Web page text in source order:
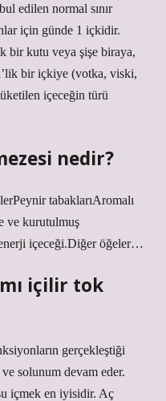
edilen normal sınır
için günde 1 içkidir.
bir kutu veya şişe biraya,
bir içkiye (votka, viski,
içeceğin türü
nedir?
tabaklarıAromalı
ve kurutulmuş
içeceği.Diğer öğeler…
içilir tok
gerçekleştiği
solunum devam eder.
içmek en iyisidir. Aç